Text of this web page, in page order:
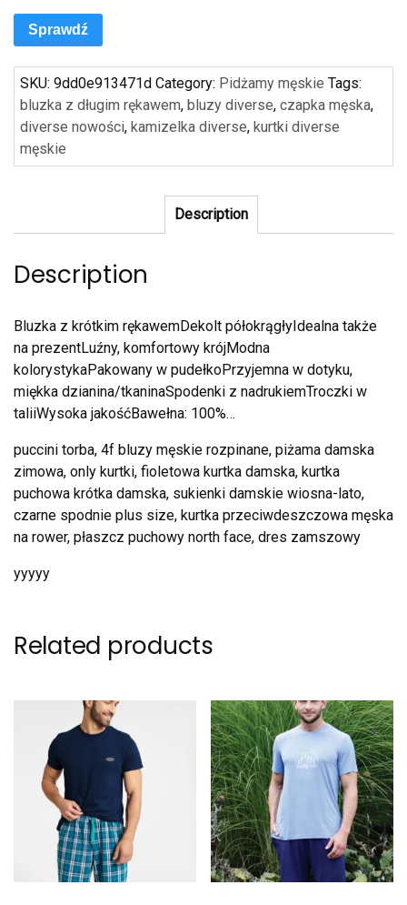
Sprawdź
SKU: 9dd0e913471d Category: Pidżamy męskie Tags:
bluzka z długim rękawem, bluzy diverse, czapka męska,
diverse nowości, kamizelka diverse, kurtki diverse
męskie
Description
Description
Bluzka z krótkim rękawemDekolt półokrągłyIdealna także
na prezentLuźny, komfortowy krójModna
kolorystykaPakowany w pudełkoPrzyjemna w dotyku,
miękka dzianina/tkaninaSpodenki z nadrukiemTroczki w
taliiWysoka jakośćBawełna: 100%…
puccini torba, 4f bluzy męskie rozpinane, piżama damska
zimowa, only kurtki, fioletowa kurtka damska, kurtka
puchowa krótka damska, sukienki damskie wiosna-lato,
czarne spodnie plus size, kurtka przeciwdeszczowa męska
na rower, płaszcz puchowy north face, dres zamszowy
yyyyy
Related products